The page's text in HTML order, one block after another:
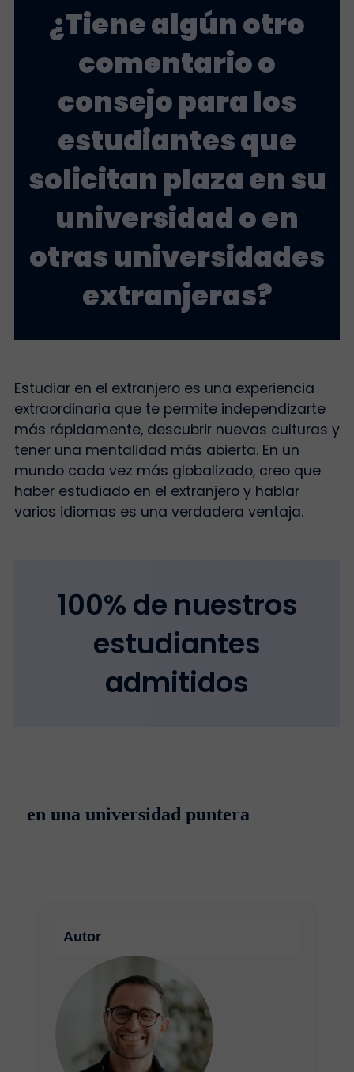
¿Tiene algún otro
comentario o
consejo para los
estudiantes que
solicitan plaza en su
universidad o en
otras universidades
extranjeras?
Estudiar en el extranjero es una experiencia
extraordinaria que te permite independizarte
más rápidamente, descubrir nuevas culturas y
tener una mentalidad más abierta. En un
mundo cada vez más globalizado, creo que
haber estudiado en el extranjero y hablar
varios idiomas es una verdadera ventaja.
100% de nuestros
estudiantes
admitidos
en una universidad puntera
Autor